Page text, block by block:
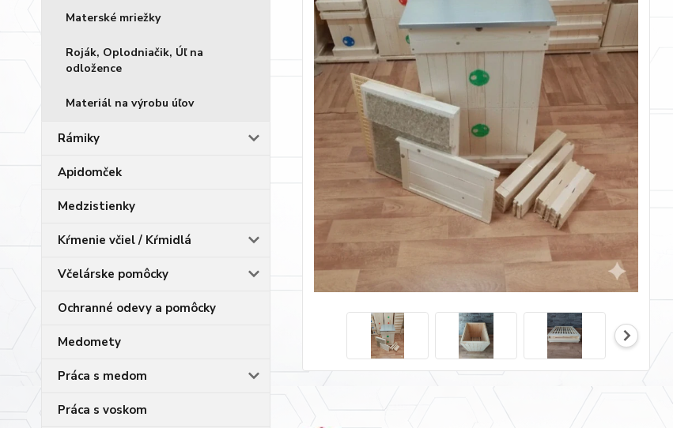
Materské mriežky
Roják, Oplodniačik, Úľ na
odložence
Materiál na výrobu úľov
Rámiky
Apidomček
Medzistienky
Kŕmenie včiel / Kŕmidlá
Včelárske pomôcky
Ochranné odevy a pomôcky
Medomety
Práca s medom
Práca s voskom